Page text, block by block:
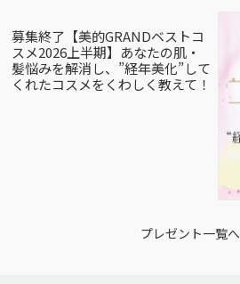
募集終了【美的GRANDベストコ
スメ2026上半期】あなたの肌・
髪悩みを解消し、”経年美化”して
くれたコスメをくわしく教えて！
プレゼント一覧へ